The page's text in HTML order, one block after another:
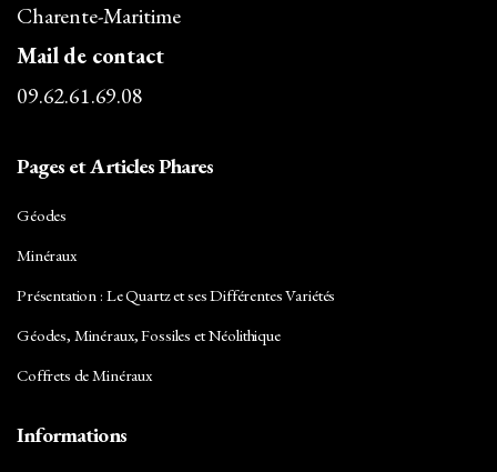
Charente-Maritime
Mail de contact
09.62.61.69.08
Pages et Articles Phares
Géodes
Minéraux
Présentation : Le Quartz et ses Différentes Variétés
Géodes, Minéraux, Fossiles et Néolithique
Coffrets de Minéraux
Informations